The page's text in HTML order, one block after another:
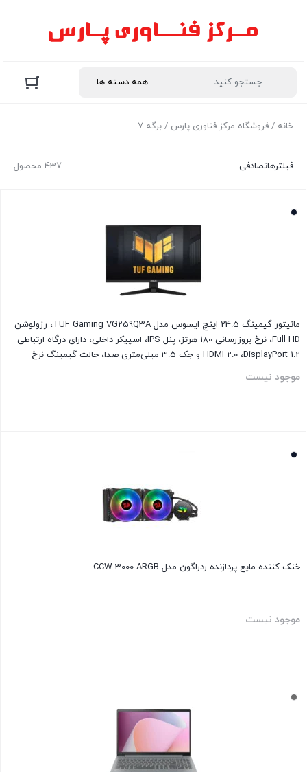
خانه / فروشگاه مرکز فناوری پارس / برگه 7
437 محصول فیلترهاتصادفی
مانیتور گیمینگ 24.5 اینچ ایسوس مدل TUF Gaming VG259Q3A، رزولوشن
Full HD، نرخ بروزرسانی 180 هرتز، پنل IPS، اسپیکر داخلی، دارای درگاه‌ ارتباطی
HDMI 2.0 ،DisplayPort 1.2 و جک 3.5 میلی‌متری صدا، حالت گیمینگ نرخ
موجود نیست
خنک کننده مایع پردازنده ردراگون مدل CCW-3000 ARGB
موجود نیست